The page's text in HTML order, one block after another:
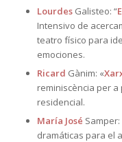
LourdesGalisteo: “
Intensivo de
teatro físico para
emociones.
Ricard Gànim: «
reminiscència per
residencial.
María José Samper:
dramáticas para el